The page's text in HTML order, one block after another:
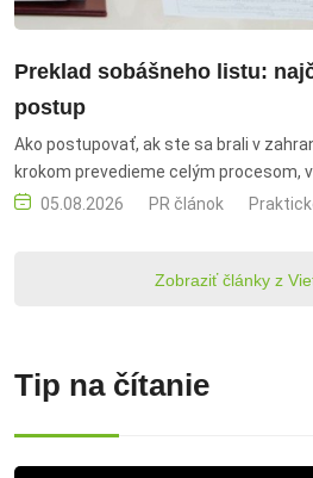
Preklad sobášneho listu:
postup
Ako postupovať, ak ste sa brali v
krokom prevedieme celým procesom,
úradnú terminológiu a poradíme, ako
prekladateľ s pečiatkou, Ministerstvo
nemčiny, cena prekladu, expresný
05.08.2026 PR článok
Zobraziť články z
Tip na čítanie